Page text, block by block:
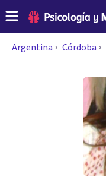
Argentina Córdoba